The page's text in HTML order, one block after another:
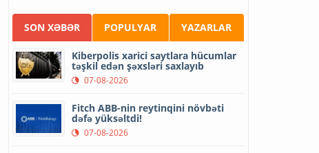
SON XƏBƏR POPULYAR YAZARLAR
Kiberpolis xarici saytlara hücumlar
təşkil edən şəxsləri saxlayıb
07-08-2026
Fitch ABB-nin reytinqini növbəti
dəfə yüksəltdi!
07-08-2026